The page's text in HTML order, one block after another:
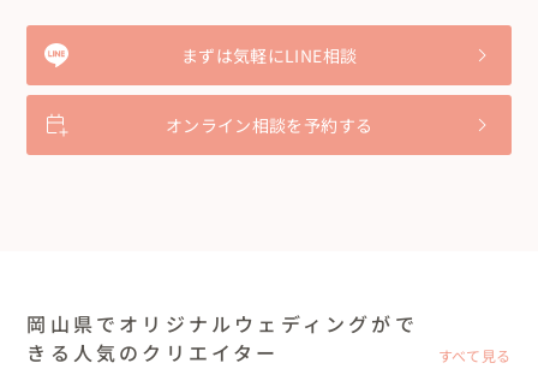
まずは気軽にLINE相談
オンライン相談を予約する
岡山県でオリジナルウェディングがで
きる人気のクリエイター
すべて見る